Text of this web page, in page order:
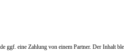
ggf. eine Zahlung von einem Partner. Der Inhalt